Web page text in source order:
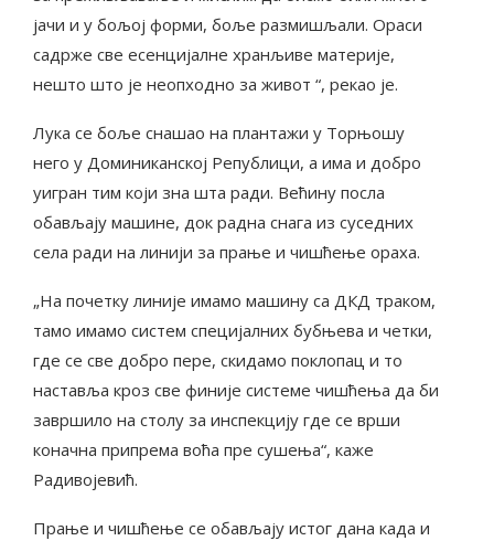
јачи и у бољој форми, боље размишљали. Ораси
садрже све есенцијалне хранљиве материје,
нешто што је неопходно за живот “, рекао је.
Лука се боље снашао на плантажи у Торњошу
него у Доминиканској Републици, а има и добро
уигран тим који зна шта ради. Већину посла
обављају машине, док радна снага из суседних
села ради на линији за прање и чишћење ораха.
„На почетку линије имамо машину са ДКД траком,
тамо имамо систем специјалних бубњева и четки,
где се све добро пере, скидамо поклопац и то
наставља кроз све финије системе чишћења да би
завршило на столу за инспекцију где се врши
коначна припрема воћа пре сушења“, каже
Радивојевић.
Прање и чишћење се обављају истог дана када и